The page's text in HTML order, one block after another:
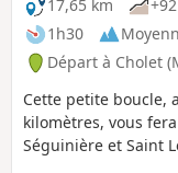
17,65 km
1h30
Départ à Cholet
Cette petite boucle,
kilomètres, vous
Séguinière et Saint